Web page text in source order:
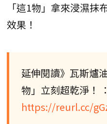
「這1物」拿來浸濕抹
效果！
延伸閱讀》瓦斯爐
物」立刻超乾淨！ ：
https://reurl.cc/